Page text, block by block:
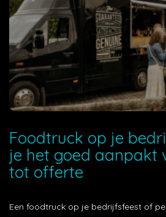
Foodtruck op je
je het goed aanpakt
tot offerte
Een foodtruck op je bedrijfsfeest of